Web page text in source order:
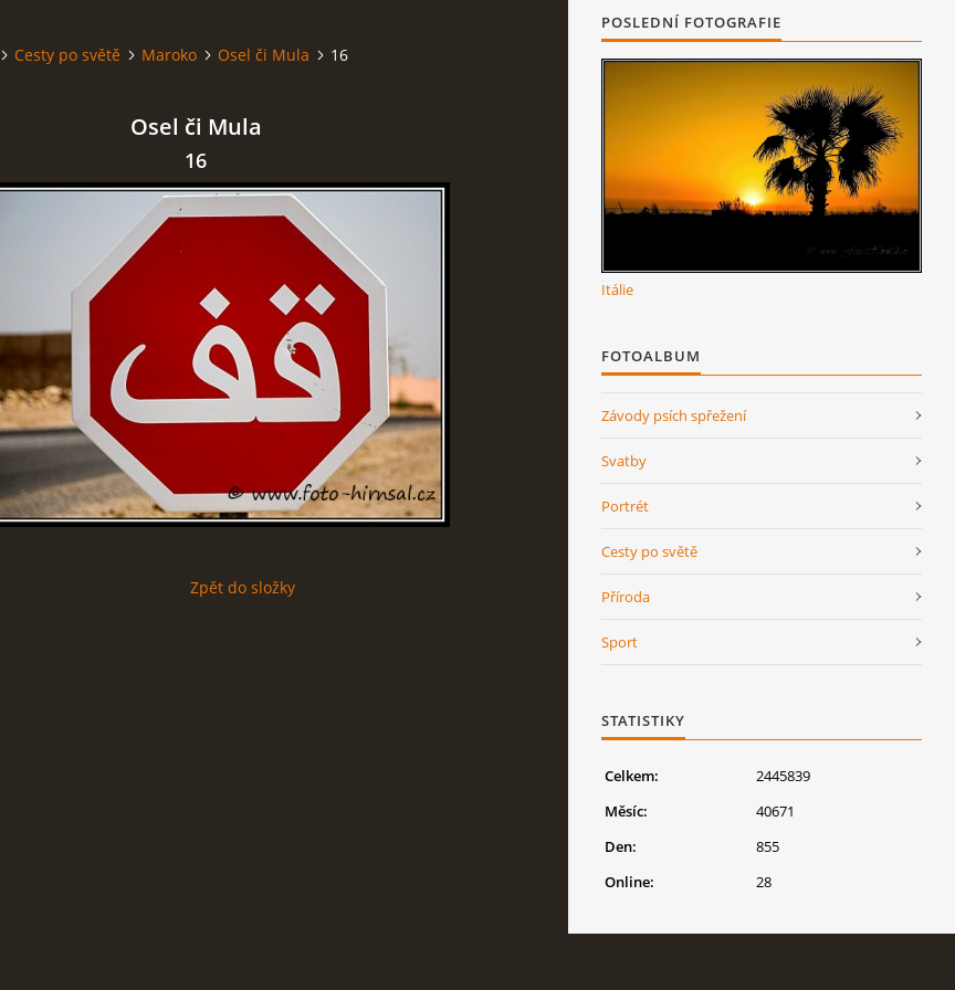
Cesty po světě Maroko Osel či Mula 16
Osel či Mula
16
Zpět do složky
POSLEDNÍ FOTOGRAFIE
Itálie
FOTOALBUM
Závody psích spřežení
Svatby
Portrét
Cesty po světě
Příroda
Sport
STATISTIKY
Online: 28
Celkem:
2445839
Měsíc:
40671
Den:
855